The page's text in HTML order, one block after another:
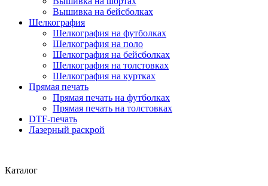
Вышивка на бейсболках
Шелкография
Шелкография на футболках
Шелкография на поло
Шелкография на бейсболках
Шелкография на толстовках
Шелкография на куртках
Прямая печать
Прямая печать на футболках
Прямая печать на толстовках
DTF-печать
Лазерный раскрой
Каталог